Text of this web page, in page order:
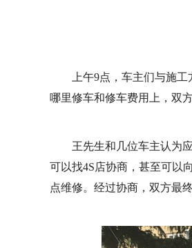
上午9点，车主们与施
哪里修车和修车费用上，双
王先生和几位车主认为
可以找4S店协商，甚至可以
点维修。经过协商，双方最